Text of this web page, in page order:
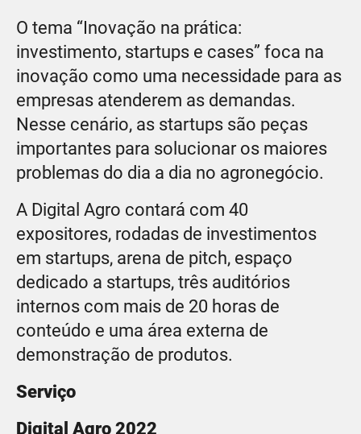
O tema “Inovação na prática:
investimento, startups e cases” foca na
inovação como uma necessidade para as
empresas atenderem as demandas.
Nesse cenário, as startups são peças
importantes para solucionar os maiores
problemas do dia a dia no agronegócio.
A Digital Agro contará com 40
expositores, rodadas de investimentos
em startups, arena de pitch, espaço
dedicado a startups, três auditórios
internos com mais de 20 horas de
conteúdo e uma área externa de
demonstração de produtos.
Serviço
Digital Agro 2022